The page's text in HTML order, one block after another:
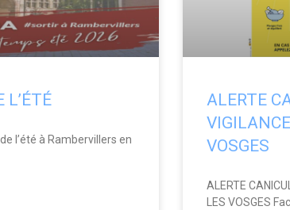
L’ÉTÉ
l’été à Rambervillers en
ALERTE
VOSGES
ALERTE
LES VOSGES